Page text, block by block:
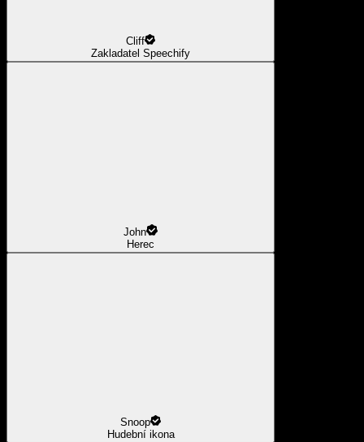
Cliff
Zakladatel Speechify
John
Herec
Snoop
Hudební ikona